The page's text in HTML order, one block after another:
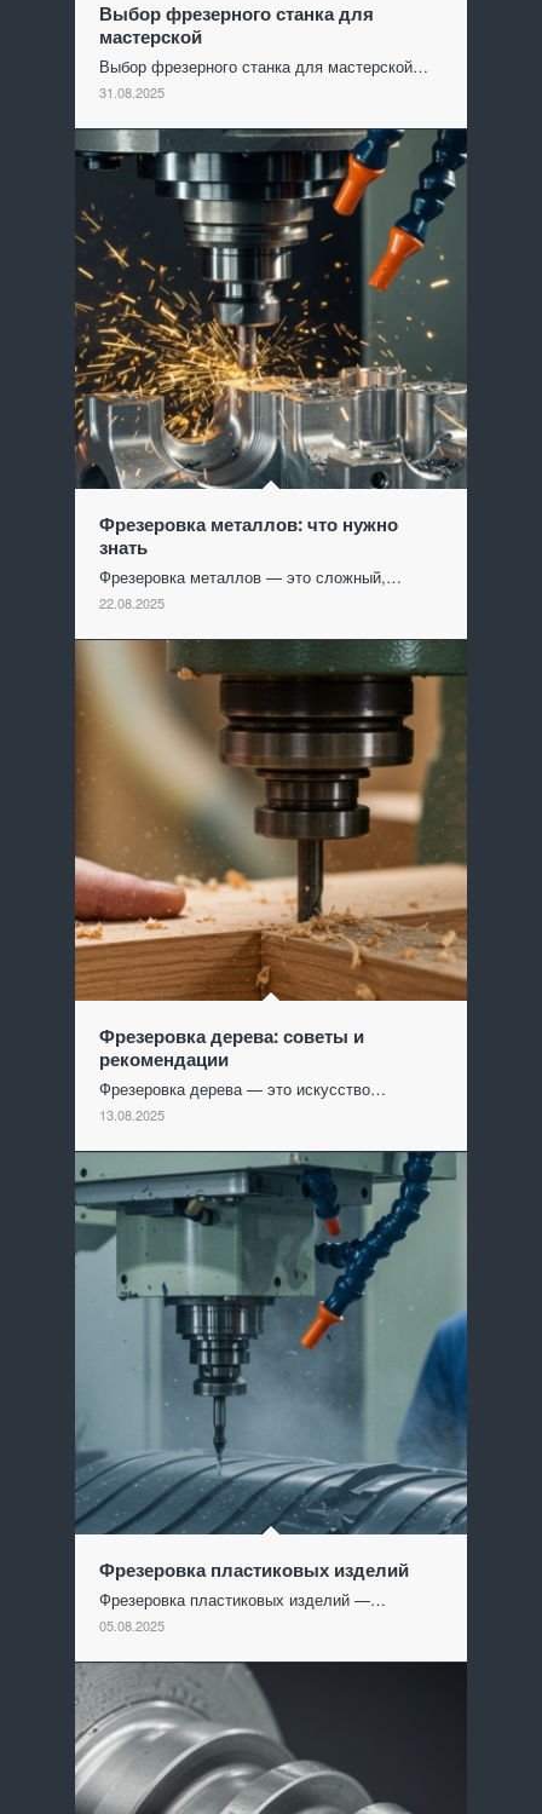
Выбор фрезерного станка для
мастерской
Выбор фрезерного станка для мастерской…
31.08.2025
Фрезеровка металлов: что нужно
знать
Фрезеровка металлов — это сложный,…
22.08.2025
Фрезеровка дерева: советы и
рекомендации
Фрезеровка дерева — это искусство…
13.08.2025
Фрезеровка пластиковых изделий
Фрезеровка пластиковых изделий —…
05.08.2025